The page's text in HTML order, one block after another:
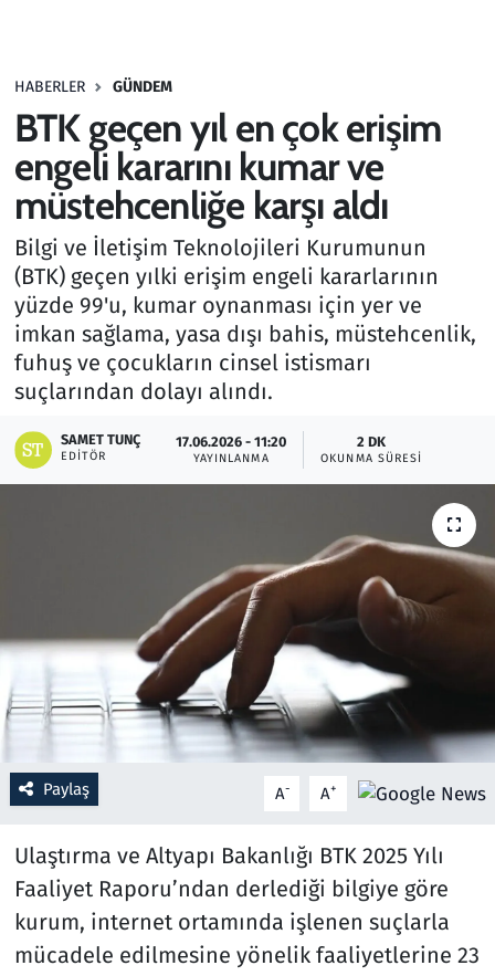
HABERLER GÜNDEM
BTK geçen yıl en çok erişim
engeli kararını kumar ve
müstehcenliğe karşı aldı
Bilgi ve İletişim Teknolojileri Kurumunun
(BTK) geçen yılki erişim engeli kararlarının
yüzde 99'u, kumar oynanması için yer ve
imkan sağlama, yasa dışı bahis, müstehcenlik,
fuhuş ve çocukların cinsel istismarı
suçlarından dolayı alındı.
SAMET TUNÇ
EDITÖR
17.06.2026 - 11:20
YAYINLANMA
2 DK
OKUNMA SÜRESI
Paylaş A- A+
Ulaştırma ve Altyapı Bakanlığı BTK 2025 Yılı
Faaliyet Raporu’ndan derlediği bilgiye göre
kurum, internet ortamında işlenen suçlarla
mücadele edilmesine yönelik faaliyetlerine 23
Haber
Kültür Sanat
Kurumsal Haberler
Lezzet Durağı
Memur ve Kamu
Otomobil
Oyun
Ramazan
Rüya Tabirleri
Sağlık
Savunma Sanayi
Seçim 2023
Teknoloji ve Bilim
Televizyon